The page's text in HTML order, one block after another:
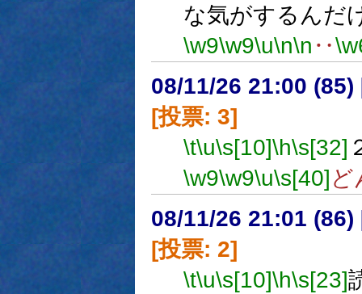
な気がするんだ
\w9\w9\u\n\n ‥
08/11/26 21:00 (85)
[投票: 3]
\t\u\s[10]\h\s[32]
\w9\w9\u\s[40]ど
08/11/26 21:01 (86)
[投票: 2]
\t\u\s[10]\h\s[23]